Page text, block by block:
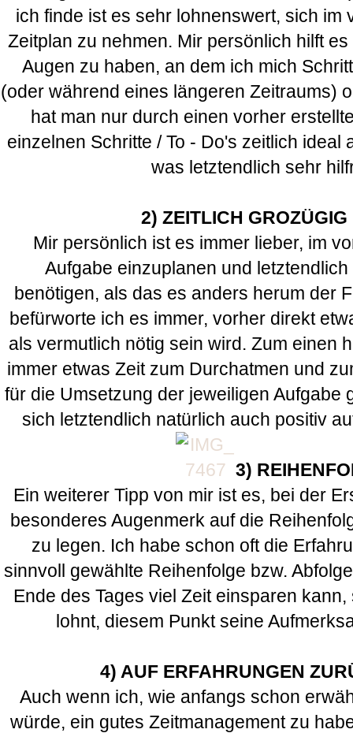
ich finde ist es sehr lohnenswert, sich im
Zeitplan zu nehmen. Mir persönlich hilft
Augen zu haben, an dem ich mich
(oder während eines längeren Zeitraums)
hat man nur durch einen vorher
einzelnen Schritte / To - Do's zeitlich ideal
was letztendlich sehr
2) ZEITLICH
Mir persönlich ist es immer lieber, im
Aufgabe einzuplanen und
benötigen, als das es anders herum der
befürworte ich es immer, vorher direkt
als vermutlich nötig sein wird. Zum einen
immer etwas Zeit zum Durchatmen und
für die Umsetzung der jeweiligen Aufgabe
sich letztendlich natürlich auch positiv
3)
Ein weiterer Tipp von mir ist es, bei der
besonderes Augenmerk auf die
zu legen. Ich habe schon oft die
sinnvoll gewählte Reihenfolge bzw.
Ende des Tages viel Zeit einsparen
lohnt, diesem Punkt seine
4) AUF ERFAHRUNGEN
Auch wenn ich, wie anfangs schon
würde, ein gutes Zeitmanagement zu